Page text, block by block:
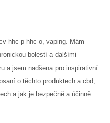
hhc-p hhc-o, vaping. Mám
bolestí a dalšími
a jsem nadšena pro inspirativní
o těchto produktech a cbd,
a jak je bezpečně a účinně